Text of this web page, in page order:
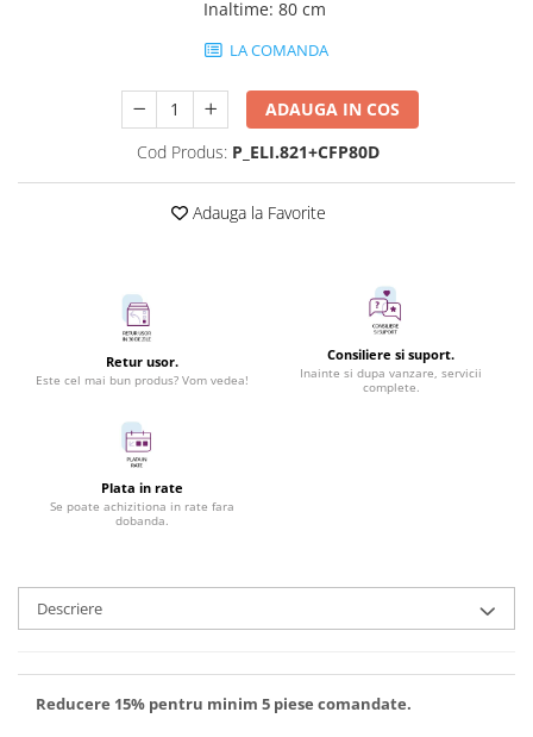
Inaltime: 80 cm
LA COMANDA
ADAUGA IN COS
Cod Produs: P_ELI.821+CFP80D
Adauga la Favorite
Retur usor.
Este cel mai bun produs? Vom vedea!
Consiliere si suport.
Inainte si dupa vanzare, servicii
complete.
Plata in rate
Se poate achizitiona in rate fara
dobanda.
Descriere
Reducere 15% pentru minim 5 piese comandate.